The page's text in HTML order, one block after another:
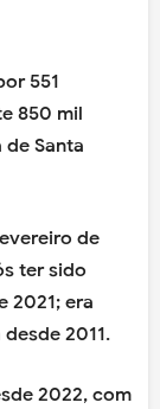
551
850 mil
Santa
de
ter sido
2021; era
2011.
2022, com